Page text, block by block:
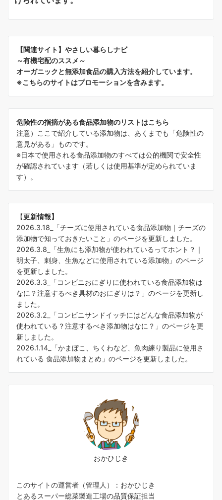
【関連サイト】やさしい暮らしナビ
～有機宅配のススメ～
オーガニックと無添加食品の購入方法を紹介しています。
※こちらのサイトはプロモーションを含みます。
危険性の指摘がある食品添加物のリストはこちら
注意）ここで紹介している添加物は、あくまでも「危険性の
意見がある」ものです。
※日本で使用される食品添加物のすべては公的機関で安全性
が確認されています（若しくは使用基準が定められていま
す）。
【更新情報】
2026.3.18_「チーズに使用されている食品添加物｜チーズの
添加物で知っておきたいこと 」のページを更新しました。
2026.3.8_「生魚にも添加物が使われているってホント？｜
明太子、刺身、生魚などに使用されている添加物 」のページ
を更新しました。
2026.3.3_「コンビニおにぎりに使われている食品添加物は
なに？注意するべき具材のおにぎりは？ 」のページを更新し
ました。
2026.3.2_「コンビニサンドイッチにはどんな食品添加物が
使われている？注意するべき添加物はなに？ 」のページを更
新しました。
2026.1.14_「かまぼこ、ちくわなど、魚肉練り製品に使用さ
れている 食品添加物まとめ 」のページを更新しました。
おかひじき
このサイトの運営者（管理人）：おかひじき
とあるスーパー総菜製造工場の品質保証担当